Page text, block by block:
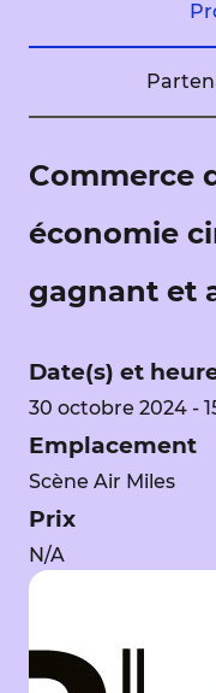
Commerce
économie
gagnant et
Date(s) et
30 octobre 2024 -
Emplacement
Scène Air Miles
Prix
N/A